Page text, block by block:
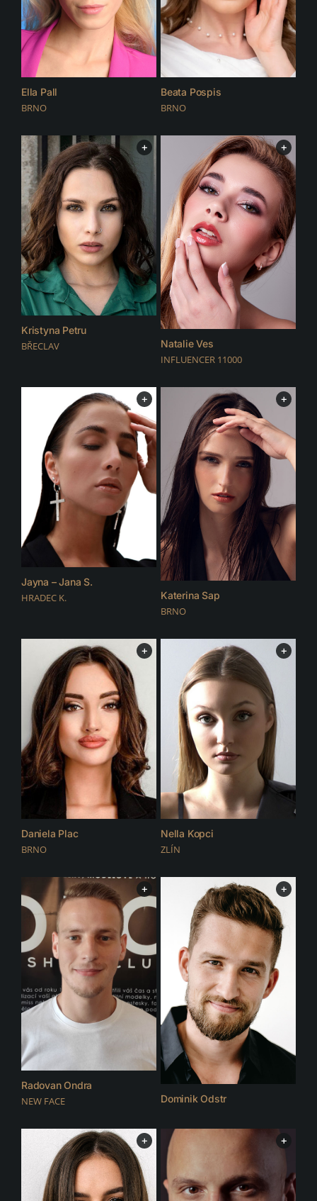
Ella Pall
BRNO
Beata Pospis
BRNO
+
Kristyna Petru
BŘECLAV
+
Natalie Ves
INFLUENCER 11000
+
Jayna – Jana S.
HRADEC K.
+
Katerina Sap
BRNO
+
Daniela Plac
BRNO
+
Nella Kopci
ZLÍN
+
Radovan Ondra
NEW FACE
+
Dominik Odstr
+ +